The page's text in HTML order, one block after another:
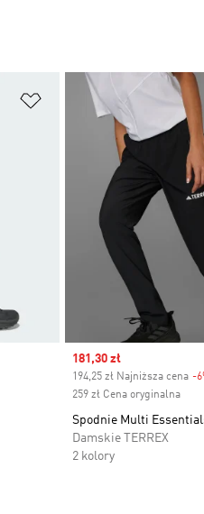
Dodaj do listy życzeń
Sale price
181,30 zł
194,25 zł Najniższa cena -
259 zł Cena oryginalna
Spodnie Multi
Damskie TERREX
2 kolory